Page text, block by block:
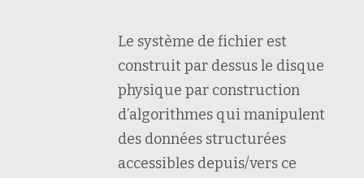
Le système de fichier est
construit par dessus le disque
physique par construction
d’algorithmes qui manipulent
des données structurées
accessibles depuis/vers ce